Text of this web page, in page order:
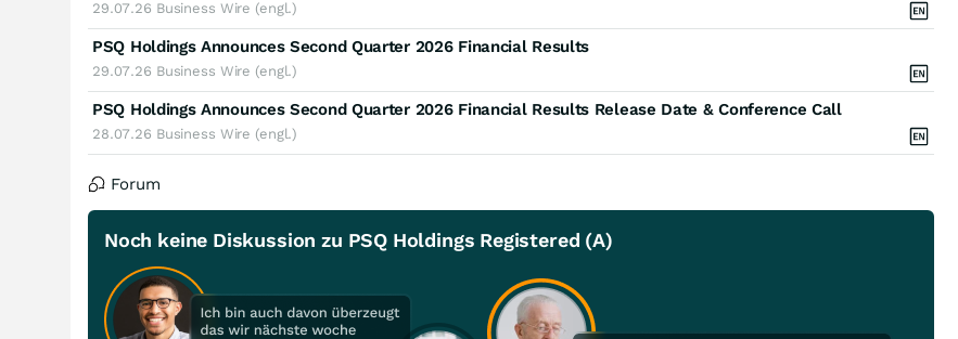
29.07.26 Business Wire (engl.)
PSQ Holdings Announces Second Quarter 2026 Financial Results
29.07.26 Business Wire (engl.)
PSQ Holdings Announces Second Quarter 2026 Financial Results Release Date & Conference Call
28.07.26 Business Wire (engl.)
Forum
Noch keine Diskussion zu PSQ Holdings Registered (A)